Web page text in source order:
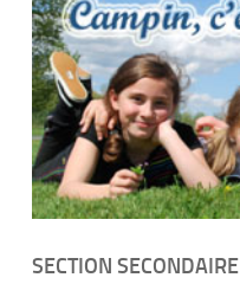
SECTION SECONDAIRE